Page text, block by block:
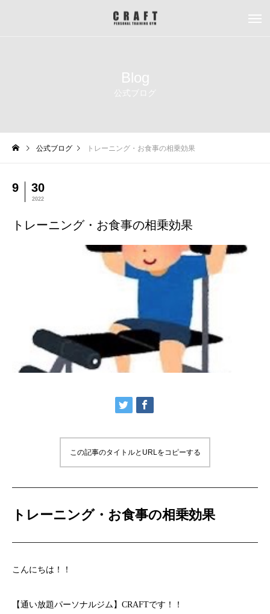
Blog
公式ブログ
公式ブログ トレーニング・お食事の相乗効果
9 30
2022
トレーニング・お食事の相乗効果
この記事のタイトルとURLをコピーする
トレーニング・お食事の相乗効果
こんにちは！！
【通い放題パーソナルジム】CRAFTです！！